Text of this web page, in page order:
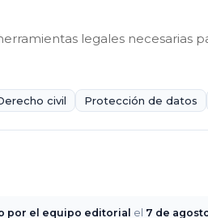
legales necesarias
civil Protección de datos
por el equipo editorial el 7 de